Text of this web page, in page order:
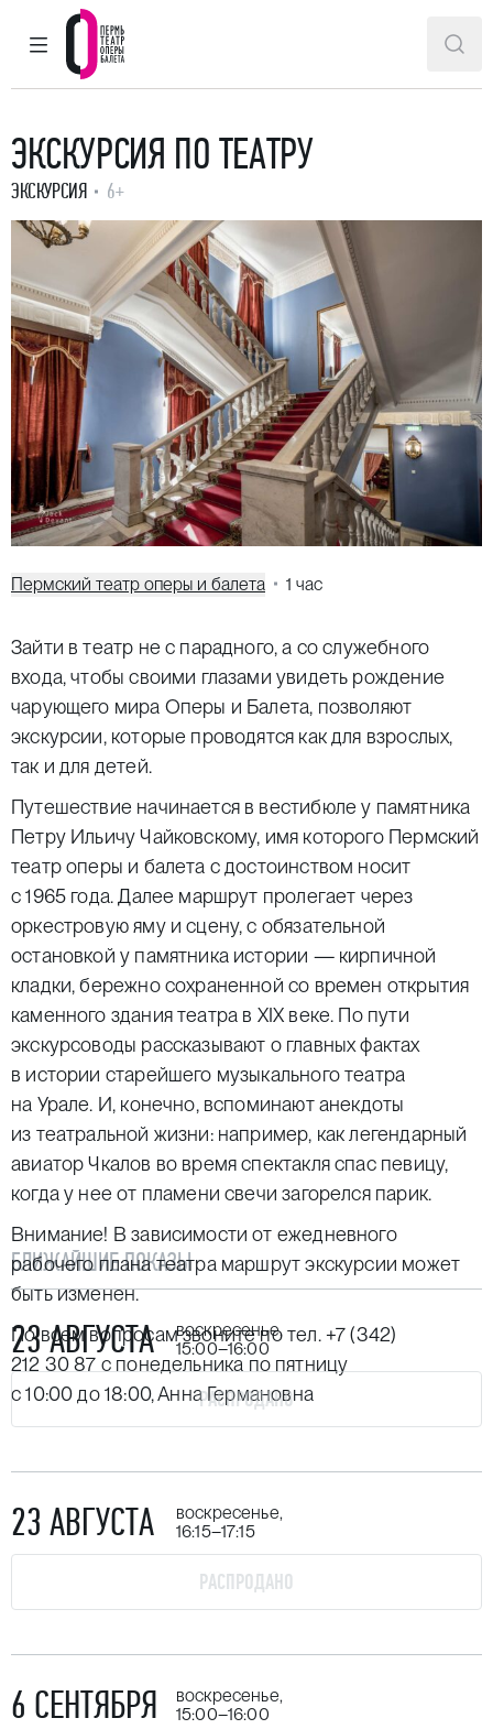
ГЛАВНОЕ МЕНЮ
Пермский театр оперы и балета
ЭКСКУРСИЯ ПО ТЕАТРУ
ЭКСКУРСИЯ 6+
Пермский театр оперы и балета 1 час
Зайти в театр не с парадного, а со служебного
входа, чтобы своими глазами увидеть рождение
чарующего мира Оперы и Балета, позволяют
экскурсии, которые проводятся как для взрослых,
так и для детей.
Путешествие начинается в вестибюле у памятника
Петру Ильичу Чайковскому, имя которого Пермский
театр оперы и балета с достоинством носит
с 1965 года. Далее маршрут пролегает через
оркестровую яму и сцену, с обязательной
остановкой у памятника истории — кирпичной
кладки, бережно сохраненной со времен открытия
каменного здания театра в XIX веке. По пути
экскурсоводы рассказывают о главных фактах
в истории старейшего музыкального театра
на Урале. И, конечно, вспоминают анекдоты
из театральной жизни: например, как легендарный
авиатор Чкалов во время спектакля спас певицу,
когда у нее от пламени свечи загорелся парик.
Внимание! В зависимости от ежедневного
рабочего плана театра маршрут экскурсии может
быть изменен.
По всем вопросам звоните по тел.+7 (342)
212 30 87 с понедельника по пятницу
с 10:00 до 18:00, Анна Германовна
БЛИЖАЙШИЕ ПОКАЗЫ
23 АВГУСТА
воскресенье,
15:00–16:00
РАСПРОДАНО
23 АВГУСТА
воскресенье,
16:15–17:15
РАСПРОДАНО
6 СЕНТЯБРЯ
воскресенье,
15:00–16:00